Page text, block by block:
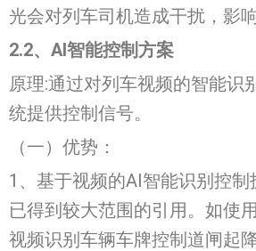
光会对列车司机造成干扰，影
2.2、AI智能控制方案
原理:通过对列车视频的智能识
统提供控制信号。
（一）优势：
1、基于视频的AI智能识别控制
已得到较大范围的引用。如使
视频识别车辆车牌控制道闸起